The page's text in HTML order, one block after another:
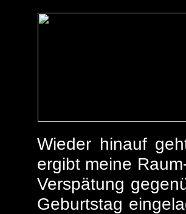
Wieder hinauf
ergibt meine
Verspätung
Geburtstag